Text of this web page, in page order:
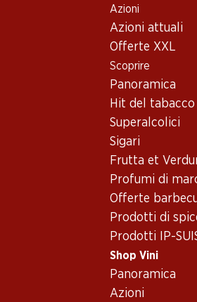
Azioni
Azioni attuali
Offerte XXL
Scoprire
Panoramica
Hit del tabacco
Superalcolici
Sigari
Frutta et
Profumi di
Offerte
Prodotti di
Prodotti IP-
Shop Vini
Panoramica
Azioni
Vino/
Abruzzo